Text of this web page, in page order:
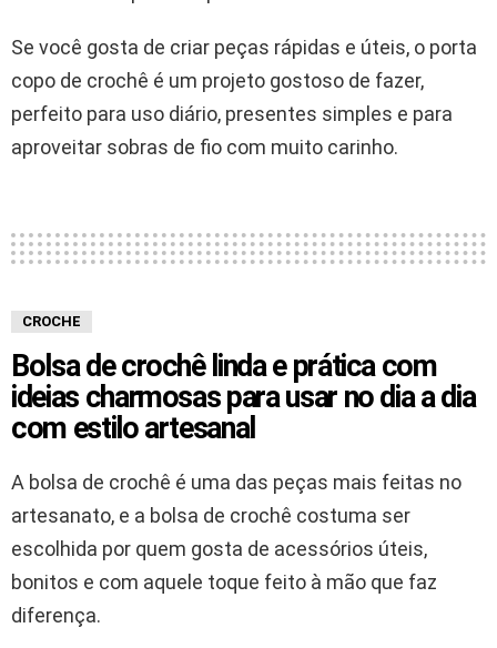
Se você gosta de criar peças rápidas e úteis, o porta
copo de crochê é um projeto gostoso de fazer,
perfeito para uso diário, presentes simples e para
aproveitar sobras de fio com muito carinho.
CROCHE
Bolsa de crochê linda e prática com
ideias charmosas para usar no dia a dia
com estilo artesanal
A bolsa de crochê é uma das peças mais feitas no
artesanato, e a bolsa de crochê costuma ser
escolhida por quem gosta de acessórios úteis,
bonitos e com aquele toque feito à mão que faz
diferença.